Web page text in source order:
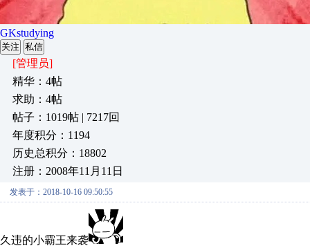
GKstudying
关注 私信
[管理员]
精华：4帖
求助：4帖
帖子：1019帖 | 7217回
年度积分：1194
历史总积分：18802
注册：2008年11月11日
发表于：2018-10-16 09:50:55
久违的小霸王来袭